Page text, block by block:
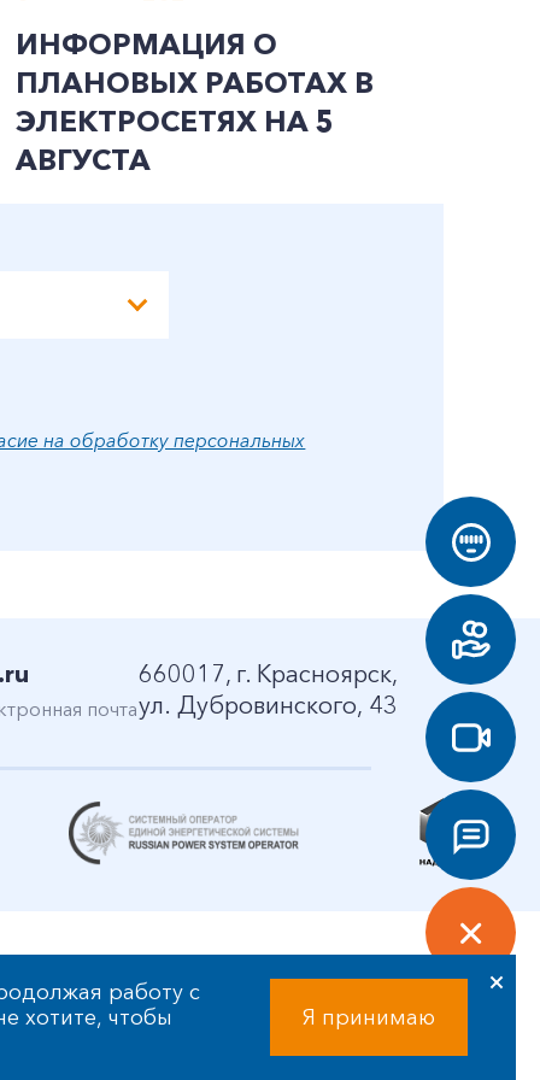
ИНФОРМАЦИЯ О
ПЛАНОВЫХ РАБОТАХ В
ЭЛЕКТРОСЕТЯХ НА 5
АВГУСТА
на обработку персональных
почта
660017, г. Красноярск,
ул. Дубровинского, 43
работу с
хотите, чтобы
Я принимаю